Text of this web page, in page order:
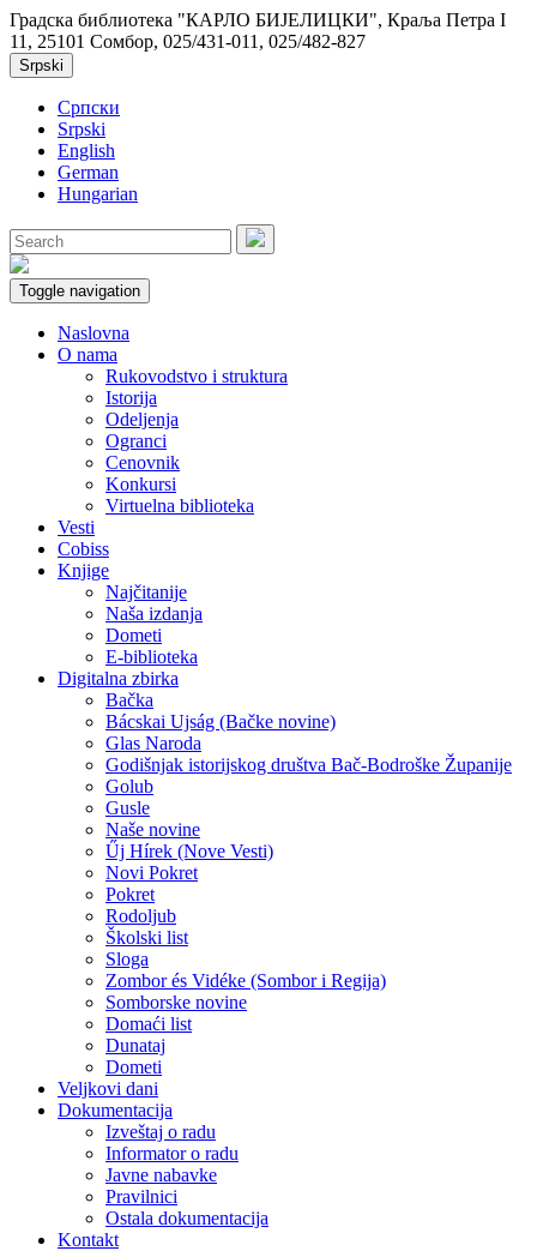
Градска библиотека "КАРЛО БИЈЕЛИЦКИ", Краља Петра I
11, 25101 Сомбор, 025/431-011, 025/482-827
Srpski
Српски
Srpski
English
German
Hungarian
Toggle navigation
Naslovna
O nama
Rukovodstvo i struktura
Istorija
Odeljenja
Ogranci
Cenovnik
Konkursi
Virtuelna biblioteka
Vesti
Cobiss
Knjige
Najčitanije
Naša izdanja
Dometi
E-biblioteka
Digitalna zbirka
Bačka
Bácskai Ujság (Bačke novine)
Glas Naroda
Godišnjak istorijskog društva Bač-Bodroške Županije
Golub
Gusle
Naše novine
Űj Hírek (Nove Vesti)
Novi Pokret
Pokret
Rodoljub
Školski list
Sloga
Zombor és Vidéke (Sombor i Regija)
Somborske novine
Domaći list
Dunataj
Dometi
Veljkovi dani
Dokumentacija
Izveštaj o radu
Informator o radu
Javne nabavke
Pravilnici
Ostala dokumentacija
Kontakt